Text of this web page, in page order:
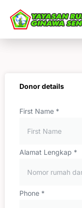
konten
Donor details
First Name *
Alamat Lengkap *
Phone *